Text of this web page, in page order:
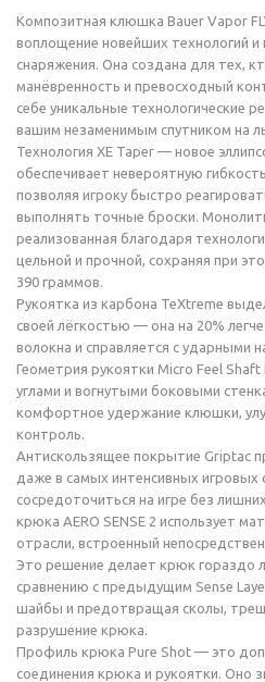
Композитная клюшка Bauer Vapor
воплощение новейших технологий и
снаряжения. Она создана для тех,
манёвренность и превосходный
себе уникальные технологические
вашим незаменимым спутником на
Технология XE Taper — новое
обеспечивает невероятную
позволяя игроку быстро
выполнять точные броски.
реализованная благодаря
цельной и прочной, сохраняя при
390 граммов.
Рукоятка из карбона TeXtreme
своей лёгкостью — она на 20%
волокна и справляется с ударными
Геометрия рукоятки Micro Feel Shaft
углами и вогнутыми боковыми
комфортное удержание клюшки,
контроль.
Антискользящее покрытие Griptac
даже в самых интенсивных игровых
сосредоточиться на игре без
крюка AERO SENSE 2 использует
отрасли, встроенный
Это решение делает крюк гораздо
сравнению с предыдущим Sense
шайбы и предотвращая сколы,
разрушение крюка.
Профиль крюка Pure Shot — это
соединения крюка и рукоятки. Оно